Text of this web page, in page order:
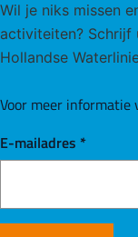
Wil je niks missen
activiteiten? Schrijf
Hollandse
Voor meer
E-mailadres *